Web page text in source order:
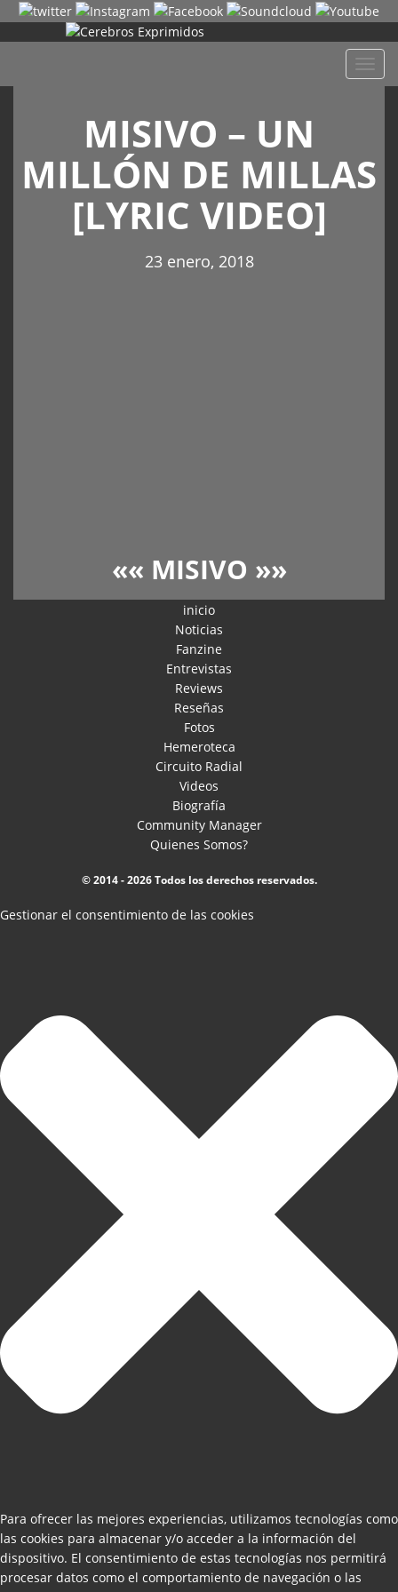
MISIVO – UN
MILLÓN DE MILLAS
[LYRIC VIDEO]
23 enero, 2018
«« MISIVO »»
inicio
Noticias
Fanzine
Entrevistas
Reviews
Reseñas
Fotos
Hemeroteca
Circuito Radial
Videos
Biografía
Community Manager
Quienes Somos?
© 2014 - 2026 Todos los derechos reservados.
Gestionar el consentimiento de las cookies
Para ofrecer las mejores experiencias, utilizamos tecnologías como
las cookies para almacenar y/o acceder a la información del
dispositivo. El consentimiento de estas tecnologías nos permitirá
procesar datos como el comportamiento de navegación o las